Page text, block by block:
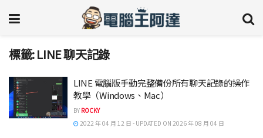
標籤:LINE 聊天記錄
LINE 電腦版手動完整備份所有聊天記錄的操作
教學（Windows、Mac）
BY ROCKY
2022 年 04 月 12 日 - UPDATED ON 2026 年 08 月 04 日